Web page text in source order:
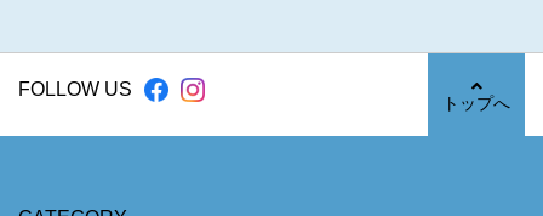
FOLLOW US
トップへ